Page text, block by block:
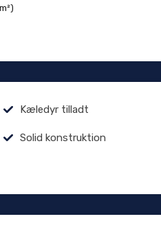
Kæledyr tilladt
Solid konstruktion